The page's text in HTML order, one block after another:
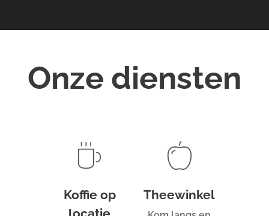
Onze diensten
Koffie op
Theewinkel